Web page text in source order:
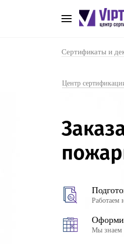
Сертификаты и
Центр
Работаем
Мы знаем